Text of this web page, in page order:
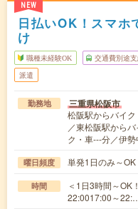
NEW
日払いOK！スマホ
け
職種未経験OK 交通費別途支
派遣
勤務地 三重県松阪市
松阪駅からバイ
／東松阪駅から
ク・車---分／伊
曜日頻度 単発1日のみ～OK
時間
＜1日3時間～
22:0017:00～